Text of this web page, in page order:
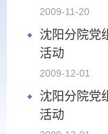
2009-11-20
沈阳分院党
活动
2009-12-01
沈阳分院党
活动